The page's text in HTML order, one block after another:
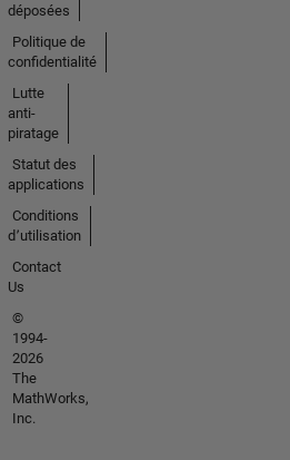
déposées
Politique de
confidentialité
Lutte
anti-
piratage
Statut des
applications
Conditions
d՚utilisation
Contact
Us
©
1994-
2026
The
MathWorks,
Inc.